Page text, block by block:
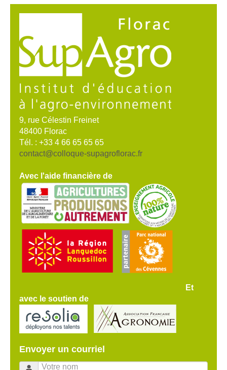
9, rue Célestin Freinet
48400 Florac
Tél. : +33 4 66 65 65 65
contact@colloque-supagroflorac.fr
Avec l'aide financière de
Et
avec le soutien de
Envoyer un courriel